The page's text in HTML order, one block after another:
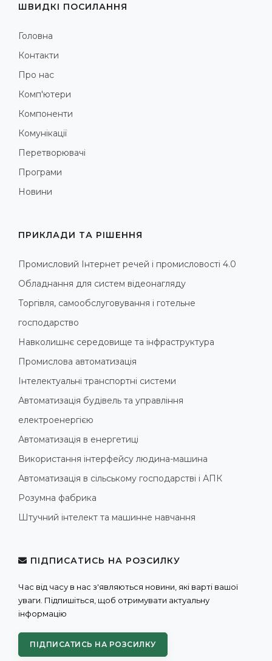
ШВИДКІ ПОСИЛАННЯ
Головна
Контакти
Про нас
Комп'ютери
Компоненти
Комунікації
Перетворювачі
Програми
Новини
ПРИКЛАДИ ТА РІШЕННЯ
Промисловий Інтернет речей і промисловості 4.0
Обладнання для систем відеонагляду
Торгівля, самообслуговування і готельне
господарство
Навколишнє середовище та інфраструктура
Промислова автоматизація
Інтелектуальні транспортні системи
Автоматизація будівель та управління
електроенергією
Автоматизація в енергетиці
Використання інтерфейсу людина-машина
Автоматизація в сільському господарстві і АПК
Розумна фабрика
Штучний інтелект та машинне навчання
ПІДПИСАТИСЬ НА РОЗСИЛКУ
Час від часу в нас з'являються новини, які варті вашої
уваги. Підпишіться, щоб отримувати актуальну
інформацію
ПІДПИСАТИСЬ НА РОЗСИЛКУ